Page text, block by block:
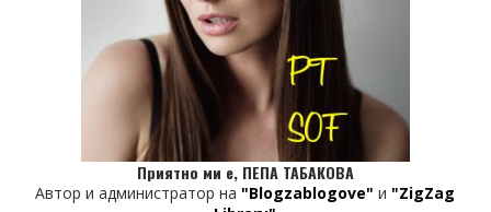
Приятно ми е, ПЕПА ТАБАКОВА
Автор и администратор на "Blogzablogove" и "ZigZag